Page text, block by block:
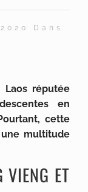
Dans
Laos réputée
en
cette
multitude
VIENG ET